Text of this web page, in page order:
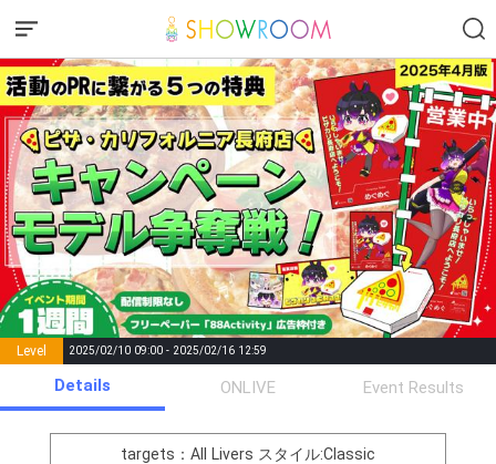
Level 2025/02/10 09:00 - 2025/02/16 12:59
Points List of Goal
number of
positions
Rema
0 Event Begins!
Details ONLIVE Event Results
targets：All Livers スタイル:Classic